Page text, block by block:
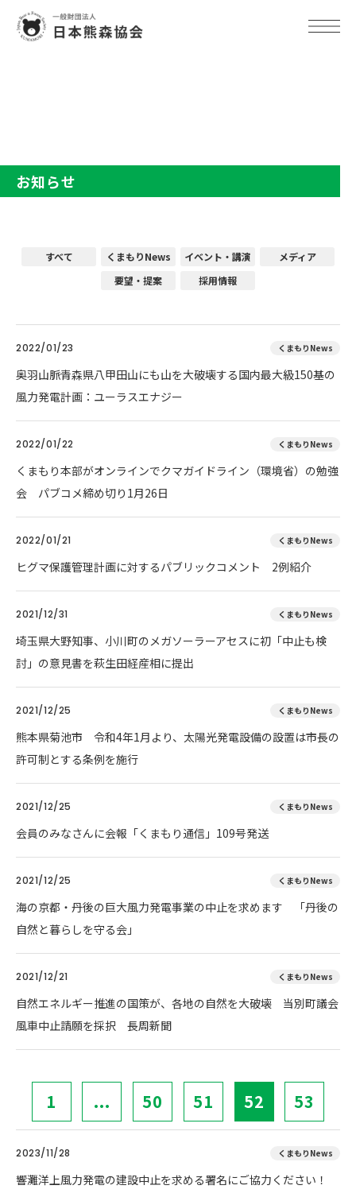
お知らせ
すべて くまもりNews イベント・講演
メディア
要望・提案
採用情報
2022/01/23 くまもりNews
奥羽山脈青森県八甲田山にも山を大破壊する国内最大級150基の
風力発電計画：ユーラスエナジー
2022/01/22 くまもりNews
くまもり本部がオンラインでクマガイドライン（環境省）の勉強
会 パブコメ締め切り1月26日
2022/01/21 くまもりNews
ヒグマ保護管理計画に対するパブリックコメント 2例紹介
2021/12/31 くまもりNews
埼玉県大野知事、小川町のメガソーラーアセスに初「中止も検
討」の意見書を萩生田経産相に提出
2021/12/25 くまもりNews
熊本県菊池市 令和4年1月より、太陽光発電設備の設置は市長の
許可制とする条例を施行
2021/12/25 くまもりNews
会員のみなさんに会報「くまもり通信」109号発送
2021/12/25 くまもりNews
海の京都・丹後の巨大風力発電事業の中止を求めます 「丹後の
自然と暮らしを守る会」
2021/12/21 くまもりNews
自然エネルギー推進の国策が、各地の自然を大破壊 当別町議会
風車中止請願を採択 長周新聞
1 ... 50 51 52 53
2023/11/28 くまもりNews
響灘洋上風力発電の建設中止を求める署名にご協力ください！